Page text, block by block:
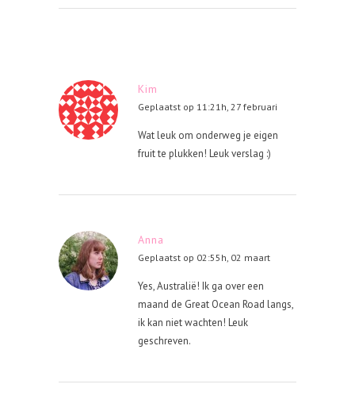
Kim
Geplaatst op 11:21h, 27 februari
Wat leuk om onderweg je eigen
fruit te plukken! Leuk verslag :)
Anna
Geplaatst op 02:55h, 02 maart
Yes, Australië! Ik ga over een
maand de Great Ocean Road langs,
ik kan niet wachten! Leuk
geschreven.